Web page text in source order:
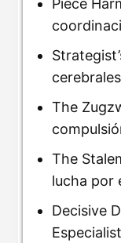
Piece
The
The
lucha por
Decisive